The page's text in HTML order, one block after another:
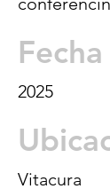
Fecha
2025
Vitacura